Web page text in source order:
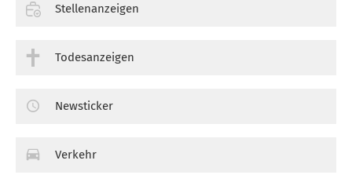
Stellenanzeigen
Todesanzeigen
Newsticker
Verkehr